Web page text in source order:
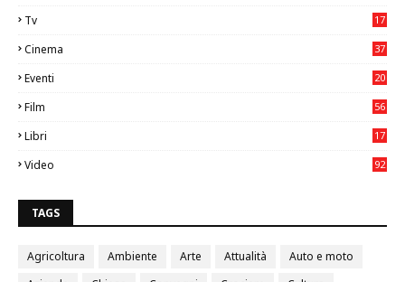
Tv
17
Cinema
37
Eventi
20
Film
56
Libri
17
Video
92
TAGS
Agricoltura Ambiente Arte Attualità
Auto e moto